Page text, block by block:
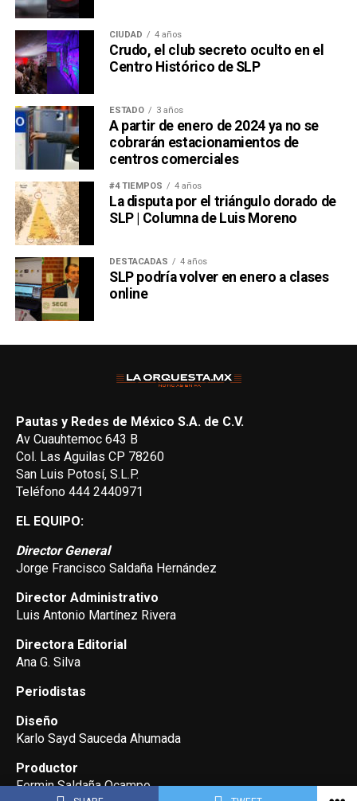
CIUDAD 4 años
Crudo, el club secreto oculto en el
Centro Histórico de SLP
ESTADO 3 años
A partir de enero de 2024 ya no se
cobrarán estacionamientos de
centros comerciales
#4 TIEMPOS 4 años
La disputa por el triángulo dorado de
SLP | Columna de Luis Moreno
DESTACADAS 4 años
SLP podría volver en enero a clases
online
Pautas y Redes de México S.A. de C.V.
Av Cuauhtemoc 643 B
Col. Las Aguilas CP 78260
San Luis Potosí, S.L.P.
Teléfono 444 2440971
EL EQUIPO:
Director General
Jorge Francisco Saldaña Hernández
Director Administrativo
Luis Antonio Martínez Rivera
Directora Editorial
Ana G. Silva
Periodistas
Diseño
Karlo Sayd Sauceda Ahumada
Productor
Fermin Saldaña Ocampo